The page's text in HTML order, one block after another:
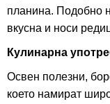
планина. Подобно
вкусна и носи
Кулинарна
Освен полезни,
което намират